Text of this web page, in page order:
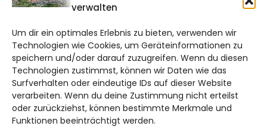
verwalten
Um dir ein optimales Erlebnis zu bieten, verwenden wir
Technologien wie Cookies, um Geräteinformationen zu
speichern und/oder darauf zuzugreifen. Wenn du diesen
Technologien zustimmst, können wir Daten wie das
Surfverhalten oder eindeutige IDs auf dieser Website
verarbeiten. Wenn du deine Zustimmung nicht erteilst
oder zurückziehst, können bestimmte Merkmale und
Funktionen beeinträchtigt werden.
Bruchtorwall 12
38100 Braunschweig
Telefon: 0531 387220 – 65
DAS STADTMAGAZIN FÜR
BRAUNSCHWEIG